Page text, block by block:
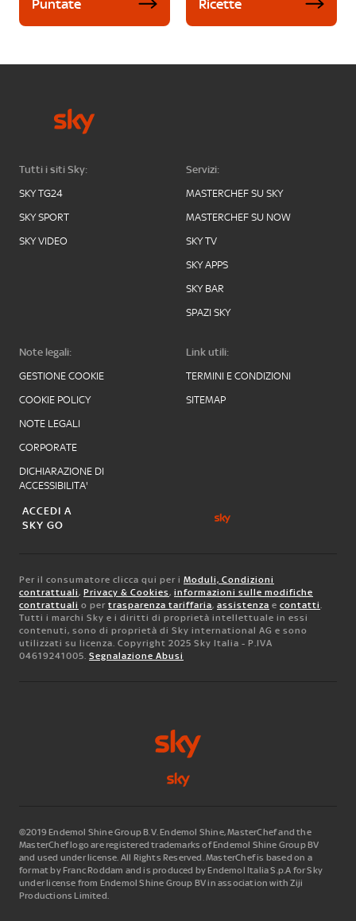
Puntate Ricette
Tutti i siti Sky:
SKY TG24
SKY SPORT
SKY VIDEO
Servizi:
MASTERCHEF SU SKY
MASTERCHEF SU NOW
SKY TV
SKY APPS
SKY BAR
SPAZI SKY
Note legali:
GESTIONE COOKIE
COOKIE POLICY
NOTE LEGALI
CORPORATE
DICHIARAZIONE DI
ACCESSIBILITA'
Link utili:
TERMINI E CONDIZIONI
SITEMAP
ACCEDI A
SKY GO
Per il consumatore clicca qui per i Moduli, Condizioni
contrattuali, Privacy & Cookies, informazioni sulle modifiche
contrattuali o per trasparenza tariffaria, assistenza e contatti.
Tutti i marchi Sky e i diritti di proprietà intellettuale in essi
contenuti, sono di proprietà di Sky international AG e sono
utilizzati su licenza. Copyright 2025 Sky Italia - P.IVA
04619241005. Segnalazione Abusi
©2019 Endemol Shine Group B.V. Endemol Shine, MasterChef and the
MasterChef logo are registered trademarks of Endemol Shine Group BV
and used under license. All Rights Reserved. MasterChef is based on a
format by Franc Roddam and is produced by Endemol Italia S.p.A for Sky
under license from Endemol Shine Group BV in association with Ziji
Productions Limited.